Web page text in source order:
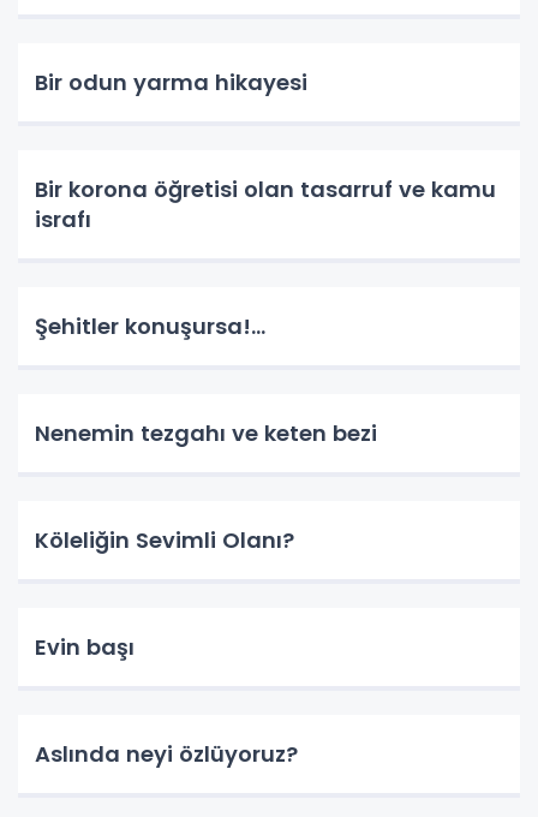
Bir odun yarma hikayesi
Bir korona öğretisi olan tasarruf ve kamu
israfı
Şehitler konuşursa!...
Nenemin tezgahı ve keten bezi
Köleliğin Sevimli Olanı?
Evin başı
Aslında neyi özlüyoruz?